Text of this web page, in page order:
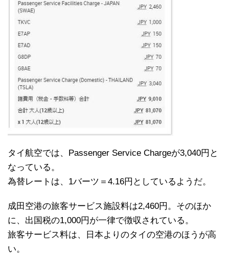
タイ航空では、Passenger Service Chargeが3,040円と
なっている。
為替レートは、1バーツ＝4.16円としているようだ。
成田空港の旅客サービス施設料は2,460円。そのほか
に、出国税の1,000円が一律で徴収されている。
旅客サービス料は、日本よりのタイの空港のほうが高
い。